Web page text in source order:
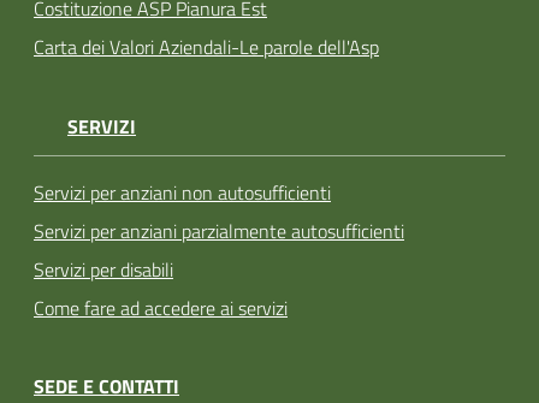
Costituzione ASP Pianura Est
Carta dei Valori Aziendali-Le parole dell'Asp
SERVIZI
Servizi per anziani non autosufficienti
Servizi per anziani parzialmente autosufficienti
Servizi per disabili
Come fare ad accedere ai servizi
SEDE E CONTATTI